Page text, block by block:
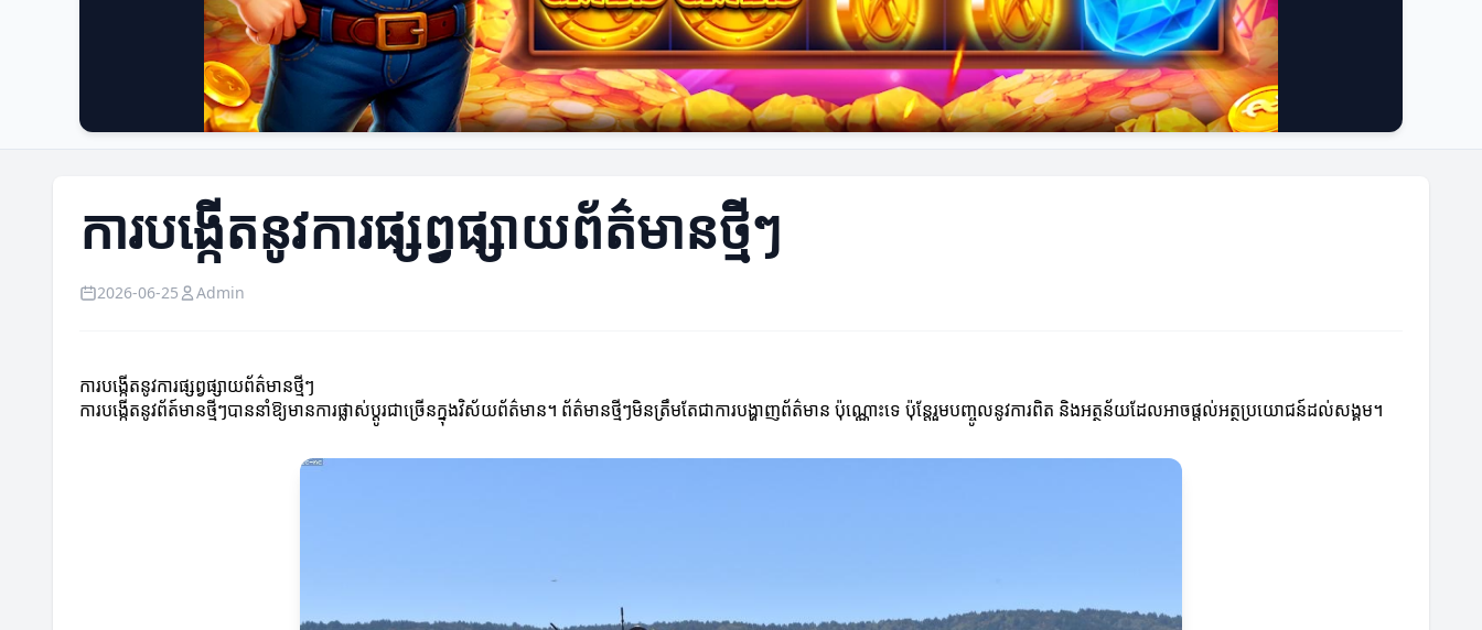
ការបង្កើតនូវការផ្សព្វផ្សាយព័ត៌មានថ្មីៗ
2026-06-25 Admin
ការបង្កើតនូវការផ្សព្វផ្សាយព័ត៌មានថ្មីៗ
ការបង្កើតនូវព័ត៍មានថ្មីៗបាននាំឱ្យមានការផ្លាស់ប្តូរជាច្រើនក្នុងវិស័យព័ត៌មាន។ ព័ត៌មានថ្មីៗមិនត្រឹមតែជាការបង្ហាញព័ត៌មាន ប៉ុណ្ណោះទេ ប៉ុន្តែរួមបញ្ចូលនូវការពិត និងអត្ថន័យដែលអាចផ្តល់អត្ថប្រយោជន៍ដល់សង្គម។